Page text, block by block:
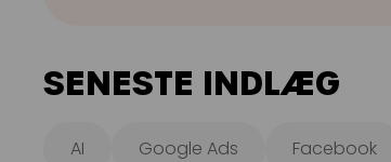
SENESTE INDLÆG
AI Google Ads Facebook